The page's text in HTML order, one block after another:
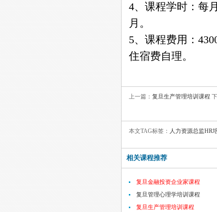
4、课程学时：每
月。
5、课程费用：
住宿费自理。
上一篇： 复旦生产管理培训课程
本文TAG标签： 人力资源总监HR
相关课程推荐
复旦金融投资企业家课程
复旦管理心理学培训课程
复旦生产管理培训课程